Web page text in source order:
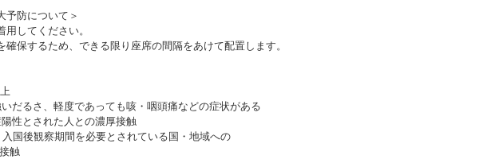
予防について＞
用してください。
確保するため、できる限り座席の間隔をあけて配置します。
だるさ、軽度であっても咳・咽頭痛などの症状がある
性とされた人との濃厚接触
国後観察期間を必要とされている国・地域への
触